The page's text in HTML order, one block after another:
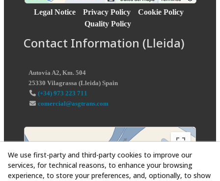
Legal Notice Privacy Policy
Cookie Policy
Quality Policy
Contact Information (Lleida)
Autovía A2, Km. 504
25330 Vilagrassa (Lleida) Spain
(+34) 973 223 711
comercial@asgtrans.com
We use first-party and third-party cookies to improve our
services, for technical reasons, to enhance your browsing
experience, to store your preferences, and, optionally, to show